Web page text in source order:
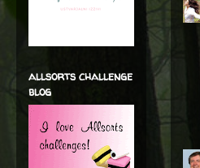
allsorts challenge
blog